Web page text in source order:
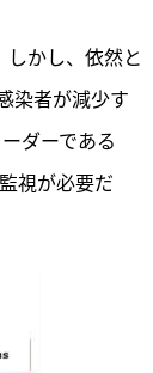
かし、依然と
染者が減少す
ダーである
視が必要だ